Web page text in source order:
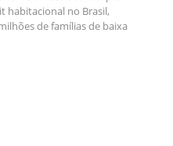
habitacional no Brasil,
de famílias de baixa